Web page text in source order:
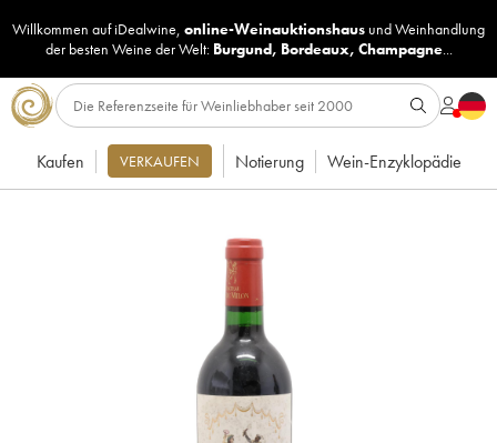
Willkommen auf iDealwine, online-Weinauktionshaus undWeinhandlung
der besten Weine der Welt: Burgund, Bordeaux, Champagne...
Kaufen VERKAUFEN Notierung Wein-Enzyklopädie